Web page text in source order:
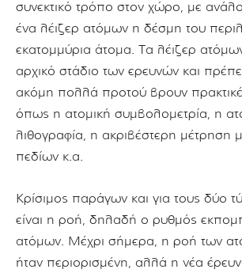
συνεκτικό τρόπο στον χώρο, με
ένα λέιζερ ατόμων η δέσμη του
εκατομμύρια άτομα. Τα λέιζερ
αρχικό στάδιο των ερευνών και
ακόμη πολλά προτού βρουν
όπως η ατομική συμβολομετρία, η
λιθογραφία, η ακριβέστερη μέτρηση
πεδίων κ.α.
Κρίσιμος παράγων και για τους δύο
είναι η ροή, δηλαδή ο ρυθμός
ατόμων. Μέχρι σήμερα, η ροή των
ήταν περιορισμένη, αλλά η νέα